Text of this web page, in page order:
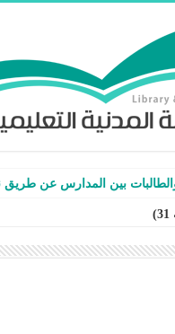
بين المدارس عن طريق